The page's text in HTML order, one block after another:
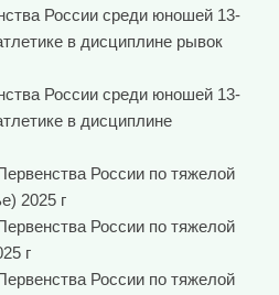
России среди юношей 13-
в дисциплине рывок
России среди юношей 13-
в дисциплине
России по тяжелой
2025 г
России по тяжелой
г
России по тяжелой